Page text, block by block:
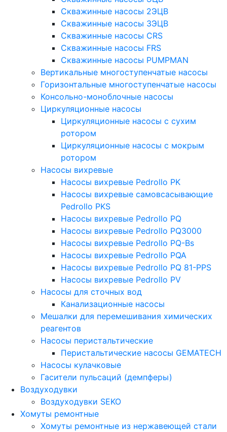
Скважинные насосы 2ЭЦВ
Скважинные насосы 3ЭЦВ
Скважинные насосы CRS
Скважинные насосы FRS
Скважинные насосы PUMPMAN
Вертикальные многоступенчатые насосы
Горизонтальные многоступенчатые насосы
Консольно-моноблочные насосы
Циркуляционные насосы
Циркуляционные насосы с сухим
ротором
Циркуляционные насосы с мокрым
ротором
Насосы вихревые
Насосы вихревые Pedrollo PK
Насосы вихревые самовсасывающие
Pedrollo PKS
Насосы вихревые Pedrollo PQ
Насосы вихревые Pedrollo PQ3000
Насосы вихревые Pedrollo PQ-Bs
Насосы вихревые Pedrollo PQA
Насосы вихревые Pedrollo PQ 81-PPS
Насосы вихревые Pedrollo PV
Насосы для сточных вод
Канализационные насосы
Мешалки для перемешивания химических
реагентов
Насосы перистальтические
Перистальтические насосы GEMATECH
Насосы кулачковые
Гасители пульсаций (демпферы)
Воздуходувки
Воздуходувки SEKO
Хомуты ремонтные
Хомуты ремонтные из нержавеющей стали